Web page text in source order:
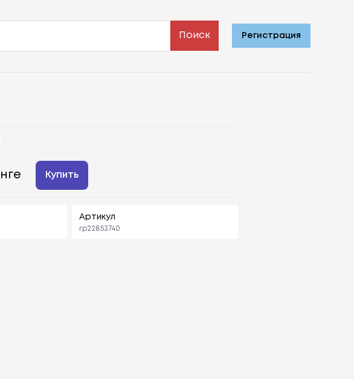
Поиск Регистрация
Купить
Артикул
rp22853740